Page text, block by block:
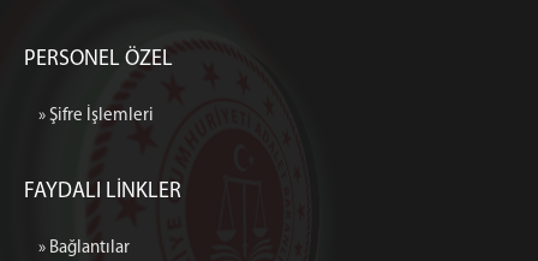
PERSONEL ÖZEL
» Şifre İşlemleri
FAYDALI LİNKLER
» Bağlantılar